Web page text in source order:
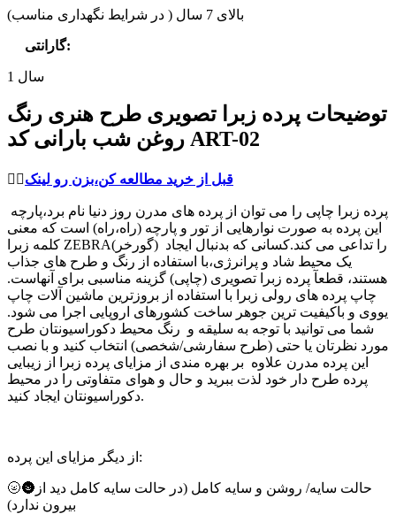
بالای 7 سال ( در شرایط نگهداری مناسب)
گارانتی:
1 سال
توضیحات پرده زبرا تصویری طرح هنری رنگ
روغن شب بارانی کد ART-02
👈🏻قبل از خرید مطالعه کن،بزن رو لینک
این پرده به صورت نوارهایی از تور و پارچه (راه،راه) است که معنی
کلمه زبرا ZEBRA(گورخر) را تداعی می کند.کسانی که بدنبال ایجاد
یک محیط شاد و پرانرژی،با استفاده از رنگ و طرح های جذاب
هستند، قطعآ پرده زبرا تصویری (چاپی) گزینه مناسبی برای آنهاست.
چاپ پرده های رولی زبرا با استفاده از بروزترین ماشین آلات چاپ
یووی و باکیفیت ترین جوهر ساخت کشورهای اروپایی اجرا می شود.
شما می توانید با توجه به سلیقه و رنگ محیط دکوراسیونتان طرح
مورد نظرتان یا حتی (طرح سفارشی/شخصی) انتخاب کنید و با نصب
این پرده مدرن علاوه بر بهره مندی از مزایای پرده زبرا از زیبایی
پرده طرح دار خود لذت ببرید و حال و هوای متفاوتی را در محیط
دکوراسیونتان ایجاد کنید.
از دیگر مزایای این پرده:
🌝🌚حالت سایه/ روشن و سایه کامل (در حالت سایه کامل دید از
بیرون ندارد)